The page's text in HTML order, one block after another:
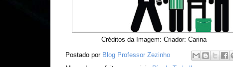
Créditos da Imagem: Criador: Carina
Postado por Blog Professor Zezinho